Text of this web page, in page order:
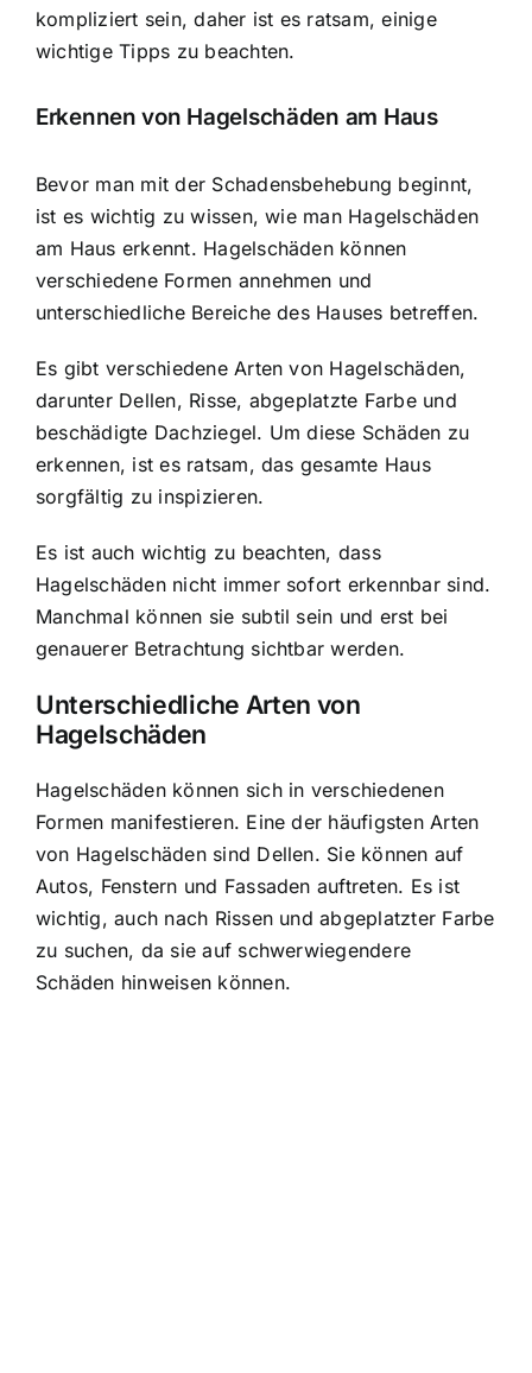
kompliziert sein, daher ist es ratsam, einige
wichtige Tipps zu beachten.
Erkennen von Hagelschäden am Haus
Bevor man mit der Schadensbehebung beginnt,
ist es wichtig zu wissen, wie man Hagelschäden
am Haus erkennt. Hagelschäden können
verschiedene Formen annehmen und
unterschiedliche Bereiche des Hauses betreffen.
Es gibt verschiedene Arten von Hagelschäden,
darunter Dellen, Risse, abgeplatzte Farbe und
beschädigte Dachziegel. Um diese Schäden zu
erkennen, ist es ratsam, das gesamte Haus
sorgfältig zu inspizieren.
Es ist auch wichtig zu beachten, dass
Hagelschäden nicht immer sofort erkennbarsind.
Manchmal können sie subtil sein und erst bei
genauerer Betrachtung sichtbar werden.
Unterschiedliche Arten von
Hagelschäden
Hagelschäden können sich in verschiedenen
Formen manifestieren. Eine der häufigsten Arten
von Hagelschäden sind Dellen. Sie können auf
Autos, Fenstern und Fassaden auftreten. Es ist
wichtig, auch nach Rissen und abgeplatzter Farbe
zu suchen, da sie auf schwerwiegendere
Schäden hinweisen können.